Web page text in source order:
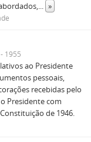
... »
1955
ao Presidente
pessoais,
recebidas pelo
Presidente com
de 1946.